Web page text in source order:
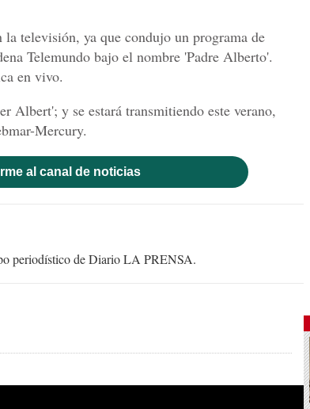
la televisión, ya que condujo un programa de
Telemundo bajo el nombre 'Padre Alberto'.
en vivo.
Albert'; y se estará transmitiendo este verano,
Mercury.
al canal de noticias
periodístico de Diario LA PRENSA.